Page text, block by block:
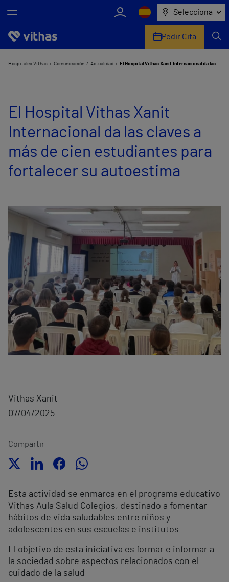
Selecciona
Nosotros
Servicios de salud
Equipo médico y asistencial
Pedir Cita
Hospitales Vithas Comunicación Actualidad El Hospital Vithas Xanit Internacional da las claves a más de cien estudiantes para fortalecer su autoestima
El Hospital Vithas Xanit
Internacional da las claves a
más de cien estudiantes para
fortalecer su autoestima
Vithas Xanit
07/04/2025
Compartir
Esta actividad se enmarca en el programa educativo
Vithas Aula Salud Colegios, destinado a fomentar
hábitos de vida saludables entre niños y
adolescentes en sus escuelas e institutos
El objetivo de esta iniciativa es formar e informar a
la sociedad sobre aspectos relacionados con el
cuidado de la salud